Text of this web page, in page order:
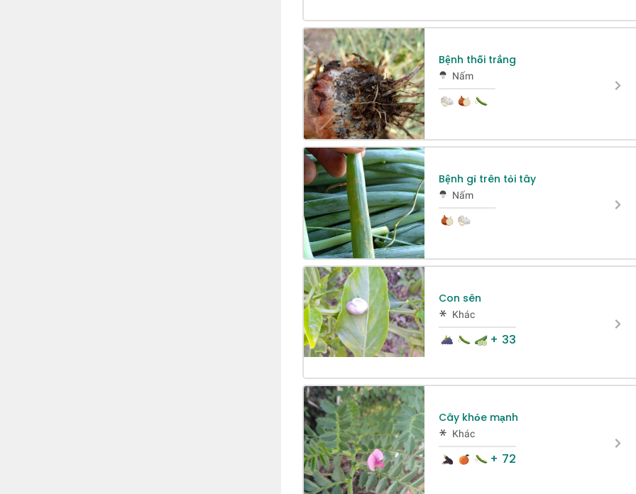
Bệnh thối trắng
Nấm
Bệnh gỉ trên tỏi tây
Nấm
Con sên
Khác
+ 33
Cây khỏe mạnh
Khác
+ 72